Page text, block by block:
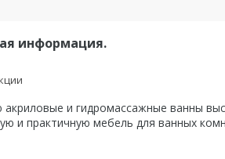
информация.
и гидромассажные ванны
и практичную мебель для ванных